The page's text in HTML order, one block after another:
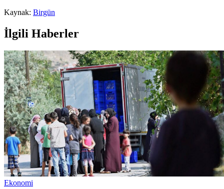
Kaynak: Birgün
İlgili Haberler
Ekonomi